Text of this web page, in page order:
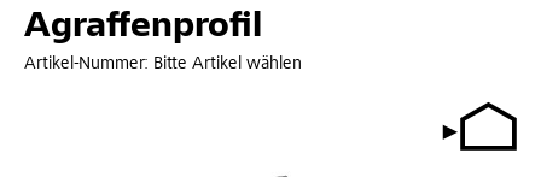
Agraffenprofil
Artikel-Nummer: Bitte Artikel wählen